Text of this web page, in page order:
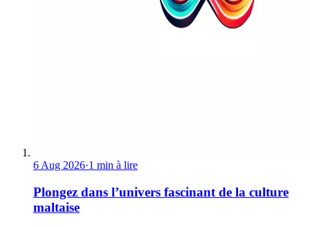
6 Aug 2026·1 min à lire
Plongez dans l’univers fascinant de la culture
maltaise